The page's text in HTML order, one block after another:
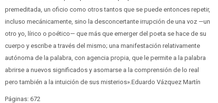
premeditada, un oficio como otros tantos que se puede entonces repetir,
incluso mecánicamente, sino la desconcertante irrupción de una voz —un
otro yo, lírico o poético— que más que emerger del poeta se hace de su
cuerpo y escribe a través del mismo; una manifestación relativamente
autónoma de la palabra, con agencia propia, que le permite a la palabra
abrirse a nuevos significados y asomarse a la comprensión de lo real
pero también a la intuición de sus misterios».Eduardo Vázquez Martín
Páginas: 672